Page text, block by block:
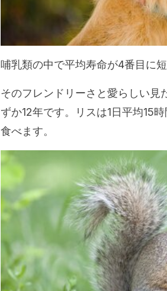
哺乳類の中で平均寿命が4番目に
そのフレンドリーさと愛らしい見
ずか12年です。リスは1日平均15
食べます。